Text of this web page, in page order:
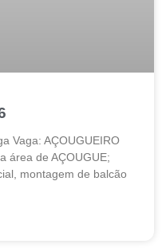
Vaga: AÇOUGUEIRO
área de AÇOUGUE;
montagem de balcão